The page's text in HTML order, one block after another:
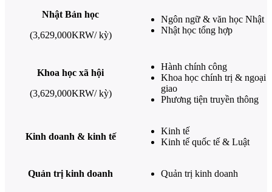
Nhật Bản học
(3,629,000KRW/ kỳ)
Ngôn ngữ & văn học Nhật
Nhật học tổng hợp
Khoa học xã hội
(3,629,000KRW/ kỳ)
Hành chính công
Khoa học chính trị & ngoại
giao
Phương tiện truyền thông
Kinh doanh & kinh tế
Kinh tế
Kinh tế quốc tế & Luật
Quản trị kinh doanh Quản trị kinh doanh